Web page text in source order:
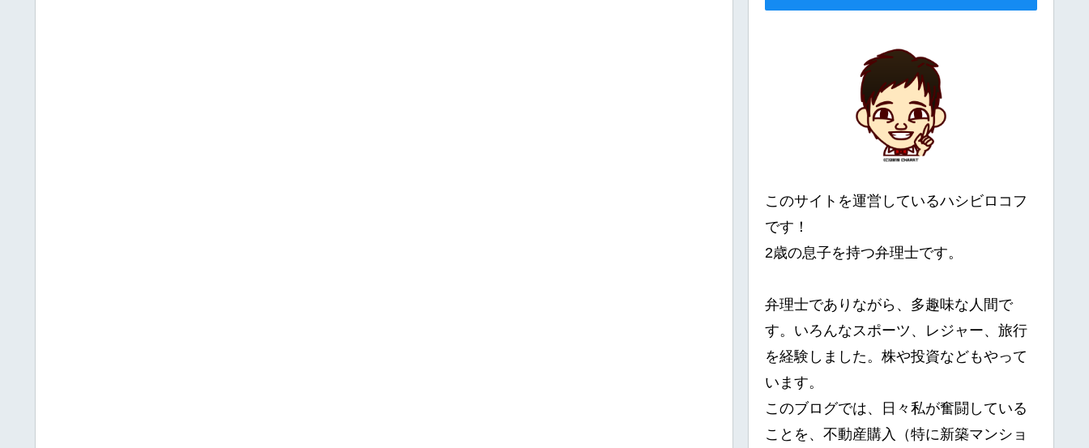
このサイトを運営しているハシビロコフ
です！
2歳の息子を持つ弁理士です。
弁理士でありながら、多趣味な人間で
す。いろんなスポーツ、レジャー、旅行
を経験しました。株や投資などもやって
います。
このブログでは、日々私が奮闘している
ことを、不動産購入（特に新築マンショ